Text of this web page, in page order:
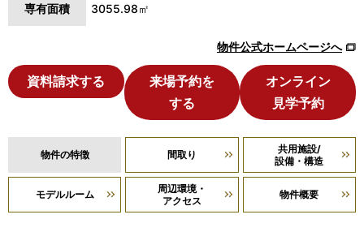
専有面積 3055.98㎡
物件公式ホームページへ
資料請求する
来場予約を
する
オンライン
見学予約
物件の特徴 間取り
共用施設/
設備・構造
モデルルーム
周辺環境・
アクセス
物件概要